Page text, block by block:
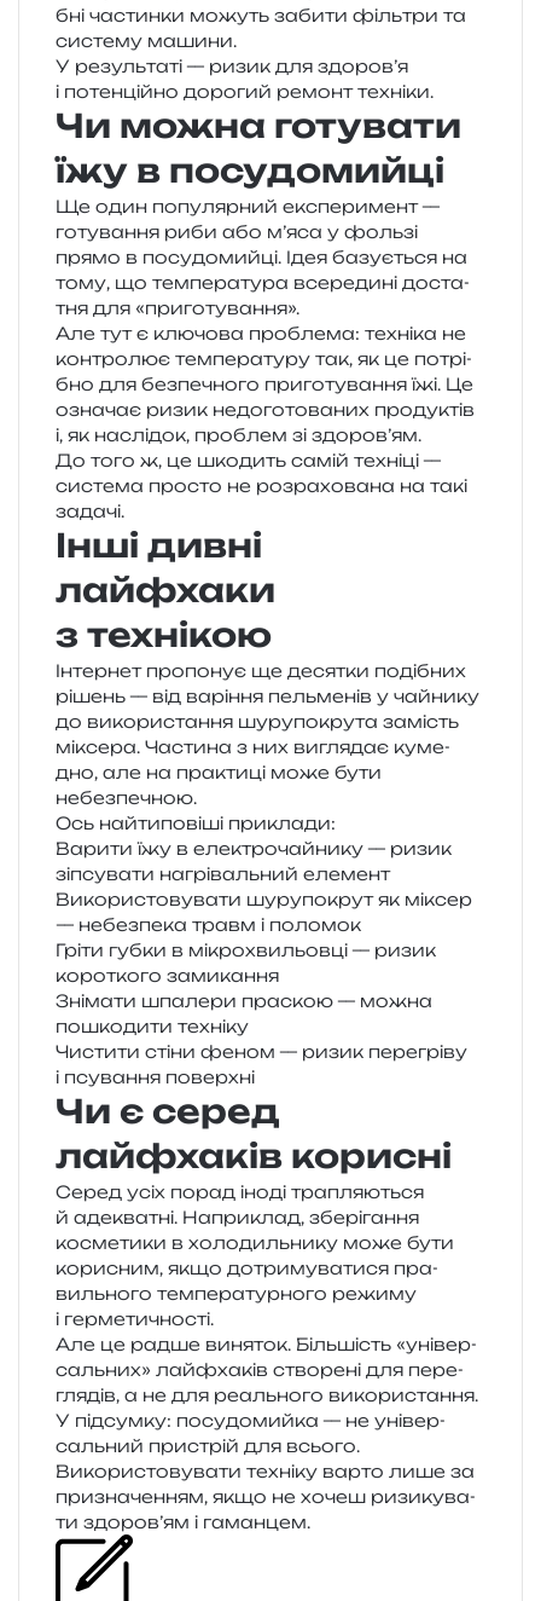
бні частин­ки можуть заби­ти філь­три та
систе­му машини.
У резуль­та­ті — ризик для здоров’я
і потен­цій­но доро­гий ремонт техніки.
Чи можна готувати
їжу в посудомийці
Ще один попу­ляр­ний екс­пе­ри­мент —
готу­ва­н­ня риби або м’яса у фоль­зі
прямо в посу­до­мий­ці. Ідея базу­є­ться на
тому, що тем­пе­ра­ту­ра все­ре­ди­ні доста­
тня для «при­го­ту­ва­н­ня».
Але тут є клю­чо­ва про­бле­ма: техні­ка не
кон­тро­лює тем­пе­ра­ту­ру так, як це потрі­
бно для без­пе­чно­го при­го­ту­ва­н­ня їжі. Це
озна­чає ризик недо­го­то­ва­них про­ду­ктів
і, як наслі­док, про­блем зі здоров’ям.
До того ж, це шко­дить самій техні­ці —
систе­ма про­сто не роз­ра­хо­ва­на на такі
задачі.
Інші дивні
лайфхаки
з технікою
Інтернет про­по­нує ще деся­тки поді­бних
рішень — від варі­н­ня пель­ме­нів у чай­ни­ку
до вико­ри­ста­н­ня шуру­по­кру­та замість
міксе­ра. Частина з них вигля­дає куме­
дно, але на пра­кти­ці може бути
небезпечною.
Ось най­ти­по­ві­ші приклади:
Варити їжу в еле­ктро­чай­ни­ку — ризик
зіпсу­ва­ти нагрі­валь­ний елемент
Використовувати шуру­по­крут як міксер
— небез­пе­ка травм і поломок
Гріти губки в мікро­хви­льов­ці — ризик
коро­тко­го замикання
Знімати шпа­ле­ри пра­скою — можна
пошко­ди­ти техніку
Чистити стіни феном — ризик пере­грі­ву
і псу­ва­н­ня поверхні
Чи є серед
лайфхаків корисні
Серед усіх порад іноді тра­пля­ю­ться
й аде­ква­тні. Наприклад, збе­рі­га­н­ня
косме­ти­ки в холо­диль­ни­ку може бути
кори­сним, якщо дотри­му­ва­ти­ся пра­
виль­но­го тем­пе­ра­тур­но­го режи­му
і герметичності.
Але це радше виня­ток. Більшість «уні­вер­
саль­них» лай­фха­ків ство­ре­ні для пере­
гля­дів, а не для реаль­но­го використання.
У під­сум­ку: посу­до­мий­ка — не уні­вер­
саль­ний при­стрій для всьо­го.
Використовувати техні­ку варто лише за
при­зна­че­н­ням, якщо не хочеш ризи­ку­ва­
ти здоров’ям і гаманцем.